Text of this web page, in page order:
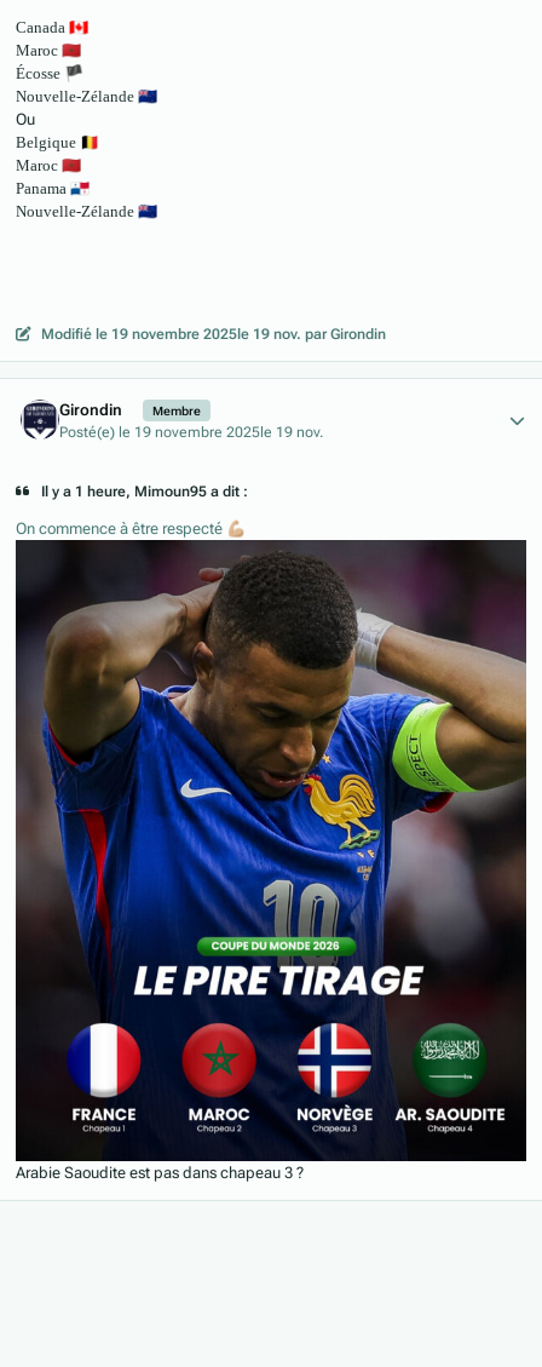
Canada 🇨🇦
Maroc 🇲🇦
Écosse 🏴
Nouvelle-Zélande 🇳🇿
Ou
Belgique 🇧🇪
Maroc 🇲🇦
Panama 🇵🇦
Nouvelle-Zélande 🇳🇿
Modifié le 19 novembre 2025 le 19 nov. par Girondin
Girondin Membre
Posté(e) le 19 novembre 2025le 19 nov.
Il y a 1 heure, Mimoun95 a dit :
On commence à être respecté 💪🏼
Arabie Saoudite est pas dans chapeau 3 ?